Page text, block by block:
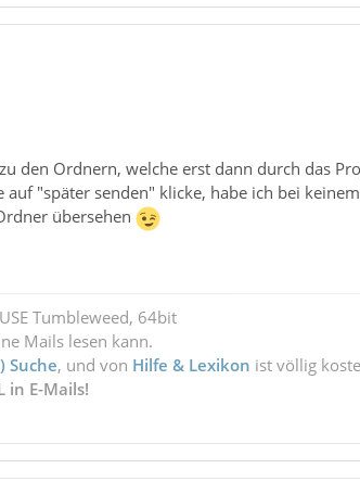
den Ordnern, welche erst dann durch das
"später senden" klicke, habe ich bei
übersehen
Tumbleweed, 64bit
Mails lesen kann.
Suche, und von Hilfe & Lexikon ist völlig
in E-Mails!